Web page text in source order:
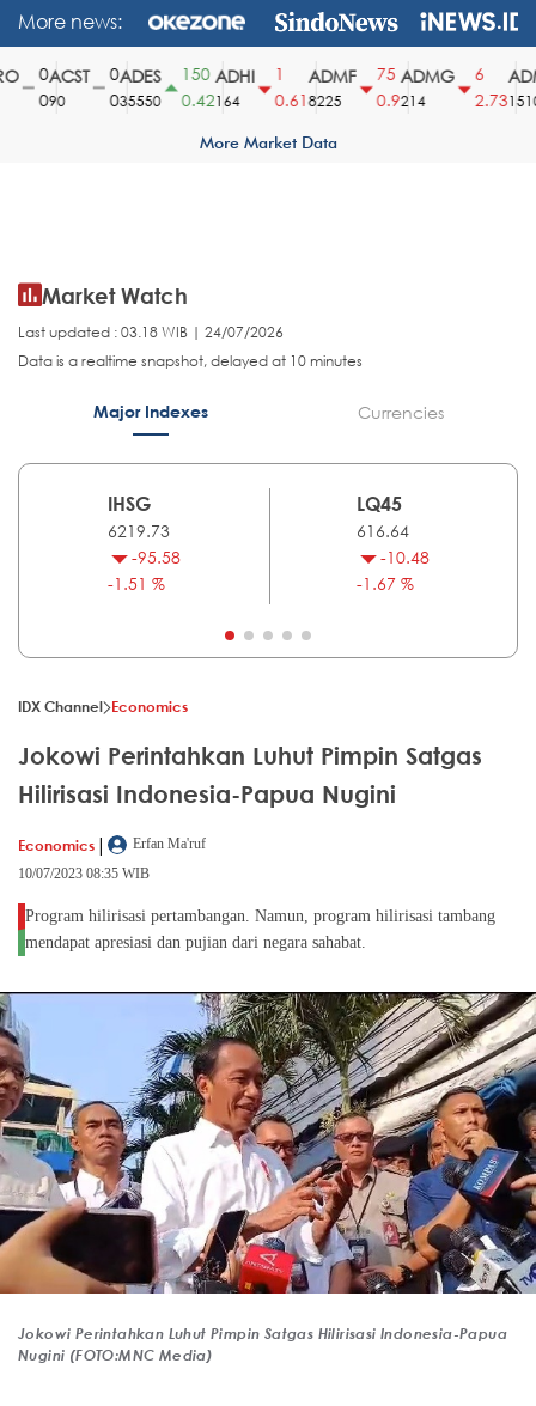
More news:
ACST
90
ADES
35550
150
0.42
ADHI
164
0.61
ADMF
8225
75
0.9
ADMG
214
2.731510
More Market Data
Market Watch
Last updated : 03.18 WIB | 24/07/2026
Data is a realtime snapshot, delayed at 10 minutes
Major Indexes Currencies
IHSG
6219.73
-95.58
-1.51 %
LQ45
616.64
-10.48
-1.67 %
IDX Channel Economics
Jokowi Perintahkan Luhut Pimpin Satgas
Hilirisasi Indonesia-Papua Nugini
Economics |
Erfan Ma'ruf
10/07/2023 08:35 WIB
Program hilirisasi pertambangan. Namun, program hilirisasi tambang
mendapat apresiasi dan pujian dari negara sahabat.
Jokowi Perintahkan Luhut Pimpin Satgas Hilirisasi Indonesia-Papua
Nugini (FOTO:MNC Media)